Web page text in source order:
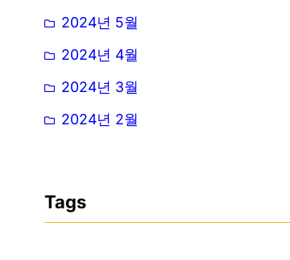
2024년 5월
2024년 4월
2024년 3월
2024년 2월
Tags